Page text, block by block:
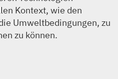
Kontext, wie den
Umweltbedingungen, zu
zu können.